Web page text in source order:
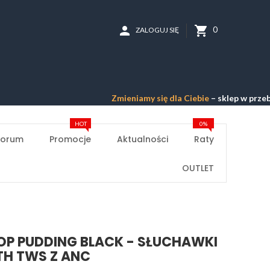
shopping_cart 0
person ZALOGUJ SIĘ
Zmieniamy się dla Ciebie– sklep w przebudowie
Promocje
HOT
Aktualności Raty
0%
OUTLET
PUDDING BLACK - SŁUCHAWKI
TWS Z ANC